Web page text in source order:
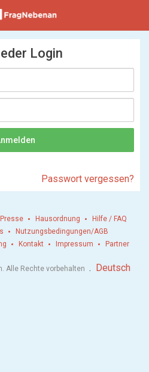
Login
Passwort vergessen?
Presse Hausordnung
Hilfe / FAQ
Nutzungsbedingungen/AGB
Kontakt Impressum Partner
Alle Rechte vorbehalten . Deutsch